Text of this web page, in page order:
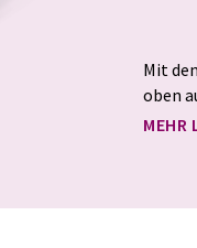
Mit
oben
MEHR